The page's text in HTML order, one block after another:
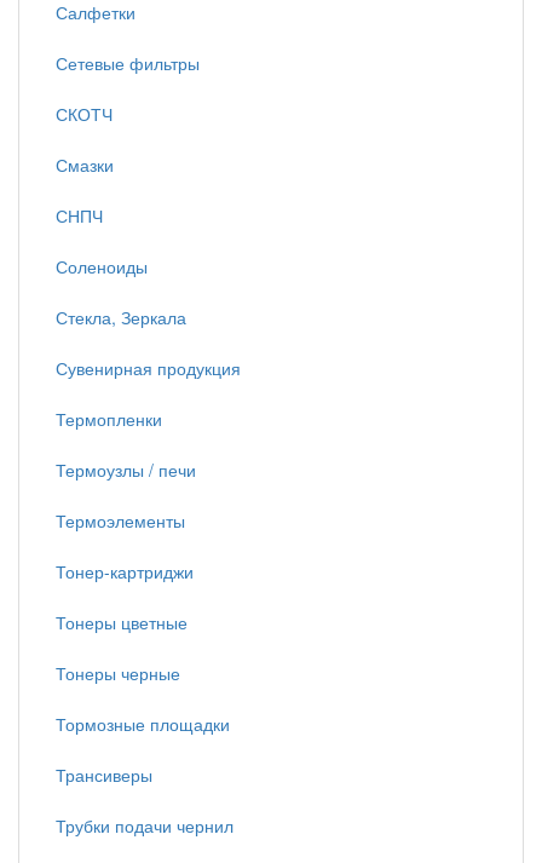
Салфетки
Сетевые фильтры
СКОТЧ
Смазки
СНПЧ
Соленоиды
Стекла, Зеркала
Сувенирная продукция
Термопленки
Термоузлы / печи
Термоэлементы
Тонер-картриджи
Тонеры цветные
Тонеры черные
Тормозные площадки
Трансиверы
Трубки подачи чернил